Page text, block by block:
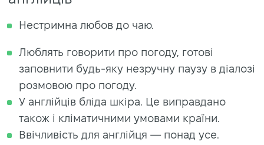
Нестримна любов до чаю.
Люблять говорити про погоду, готові
заповнити будь-яку незручну паузу в діалозі
розмовою про погоду.
У англійців бліда шкіра. Це виправдано
також і кліматичними умовами країни.
Ввічливість для англійця — понад усе.